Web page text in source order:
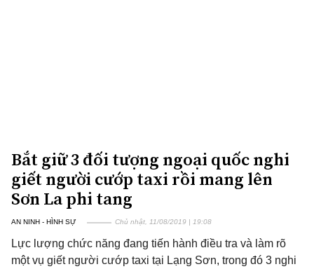
Bắt giữ 3 đối tượng ngoại quốc nghi
giết người cướp taxi rồi mang lên
Sơn La phi tang
AN NINH - HÌNH SỰ Chủ nhật, 11/08/2019 | 19:08
Lực lượng chức năng đang tiến hành điều tra và làm rõ
một vụ giết người cướp taxi tại Lạng Sơn, trong đó 3 nghi